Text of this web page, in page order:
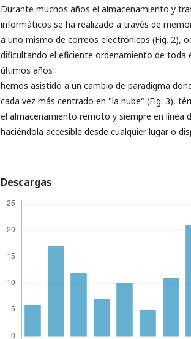
Durante muchos años el almacenamiento y
informáticos se ha realizado a través de
a uno mismo de correos electrónicos (Fig. 2),
dificultando el eficiente ordenamiento de toda
últimos años
hemos asistido a un cambio de paradigma
cada vez más centrado en "la nube" (Fig. 3),
el almacenamiento remoto y siempre en línea
haciéndola accesible desde cualquier lugar o
Descargas